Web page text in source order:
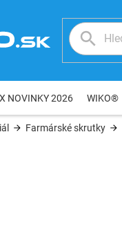
NOVINKY 2026 WIKO®
Farmárské skrutky